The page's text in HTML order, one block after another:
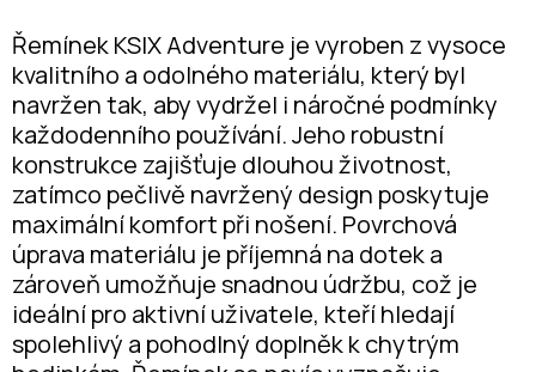
Řemínek KSIX Adventure je vyroben z vysoce
kvalitního a odolného materiálu, který byl
navržen tak, aby vydržel i náročné podmínky
každodenního používání. Jeho robustní
konstrukce zajišťuje dlouhou životnost,
zatímco pečlivě navržený design poskytuje
maximální komfort při nošení. Povrchová
úprava materiálu je příjemná na dotek a
zároveň umožňuje snadnou údržbu, což je
ideální pro aktivní uživatele, kteří hledají
spolehlivý a pohodlný doplněk k chytrým